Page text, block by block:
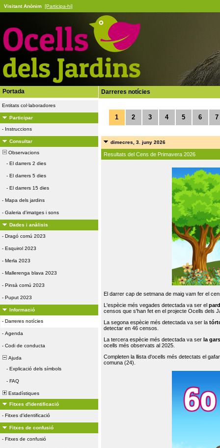
Visitant Anònim [Participa-hi]
Portada
Entitats col·laboradores
Participar
- Instruccions
Consultar
Observacions
- El darrers 2 dies
- El darrers 5 dies
- El darrers 15 dies
- Mapa dels jardins
- Galeria d'imatges i sons
Dades i anàlisis
- Dragó comú 2023
- Esquirol 2023
- Merla 2023
- Mallerenga blava 2023
- Pinsà comú 2023
- Puput 2023
Informació
- Darreres notícies
- Agenda
- Codi de conducta
Ajuda
- Explicació dels símbols
- FAQ
Estadístiques
Fitxes d'identificació
- Fitxes d'identificació
Fitxes de confusió
- Fitxes de confusió
Darreres notícies
1 2 3 4 5 6 7
dimecres, 3. juny 2026
Resultats del Cens de Primavera 2026
El darrer cap de setmana de maig vam fer el
L'espècie més vegades detectada va ser el
censos que s'han fet en el projecte Ocells dels
La segona espècie més detectada va ser la
detectar en 46 censos.
La tercera espècie més detectada va ser la
ocells més observats al 2025.
Completen la llista d'ocells més detectats el
comuna (24).